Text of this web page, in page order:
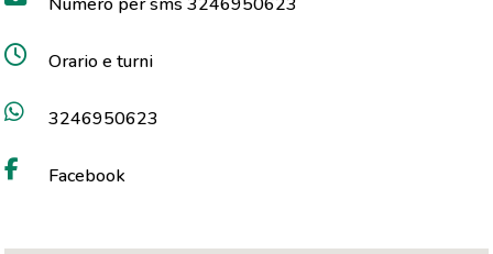
Orario e turni
3246950623
Facebook